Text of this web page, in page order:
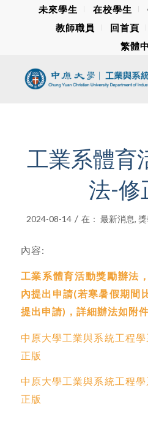
未來學生 在校學生
教師職員
回首頁
繁體
工業系體育
法-修
2024-08-14 / 在： 最新消息,
內容:
工業系體育活動獎勵辦法
內提出申請(若寒暑假期間
提出申請)，詳細辦法如附件
中原大學工業與系統工程
正版
中原大學工業與系統工程
正版